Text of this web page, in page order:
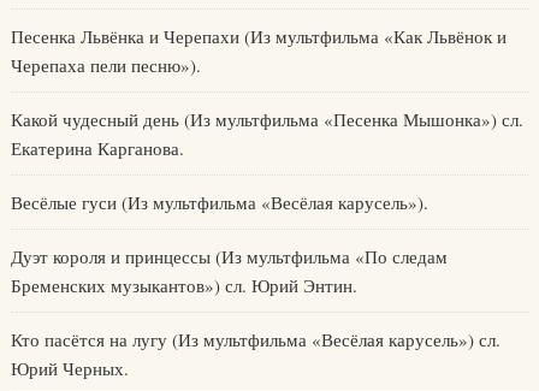
Песенка Львёнка и Черепахи (Из мультфильма «Как Львёнок и
Черепаха пели песню»).
Какой чудесный день (Из мультфильма «Песенка Мышонка») сл.
Екатерина Карганова.
Весёлые гуси (Из мультфильма «Весёлая карусель»).
Дуэт короля и принцессы (Из мультфильма «По следам
Бременских музыкантов») сл. Юрий Энтин.
Кто пасётся на лугу (Из мультфильма «Весёлая карусель») сл.
Юрий Черных.